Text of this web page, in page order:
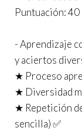
Puntuación: 40
- Aprendizaje
y aciertos
★ Proceso
★ Diversidad
★ Repetición
sencilla) ✅